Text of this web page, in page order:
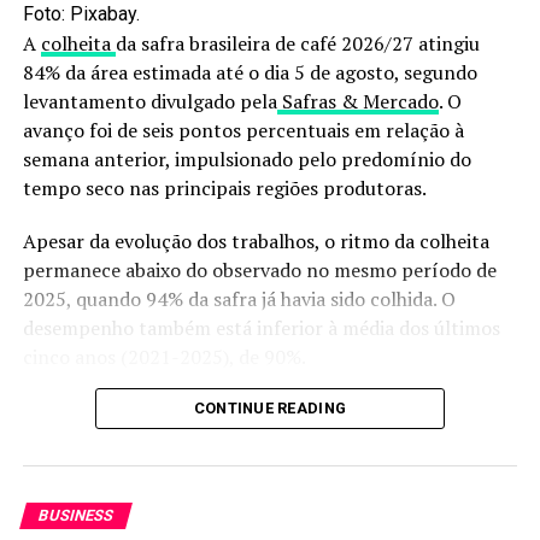
Angico e referência no Nelore Mocho
Foto: Pixabay.
A colheita da safra brasileira de café 2026/27 atingiu
84% da área estimada até o dia 5 de agosto, segundo
levantamento divulgado pelaSafras & Mercado. O
avanço foi de seis pontos percentuais em relação à
semana anterior, impulsionado pelo predomínio do
tempo seco nas principais regiões produtoras.
Apesar da evolução dos trabalhos, o ritmo da colheita
permanece abaixo do observado no mesmo período de
2025, quando 94% da safra já havia sido colhida. O
desempenho também está inferior à média dos últimos
No segmento de café canéfora (conilon/robusta), a
produção já retirada das lavouras. O índice está em linha
com o registrado no mesmo período do ano passado e
acima da média histórica de 98%.
CONTINUE READING
BUSINESS